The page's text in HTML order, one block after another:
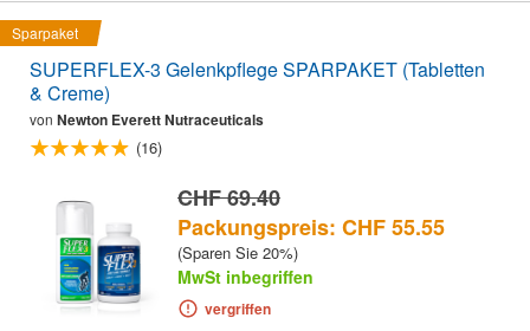
Sparpaket
SUPERFLEX-3 Gelenkpflege SPARPAKET (Tabletten
& Creme)
von Newton Everett Nutraceuticals
(16)
CHF 69.40
Packungspreis: CHF 55.55
(Sparen Sie 20%)
MwSt inbegriffen
vergriffen